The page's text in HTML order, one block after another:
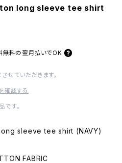
long sleeve tee shirt
無料の 翌月払いでOK
せていただきます。
確認する
です。
sleeve tee shirt (NAVY)
FABRIC